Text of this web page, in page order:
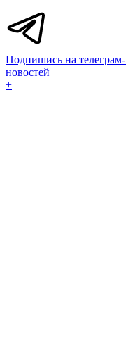
Подпишись на
новостей
+